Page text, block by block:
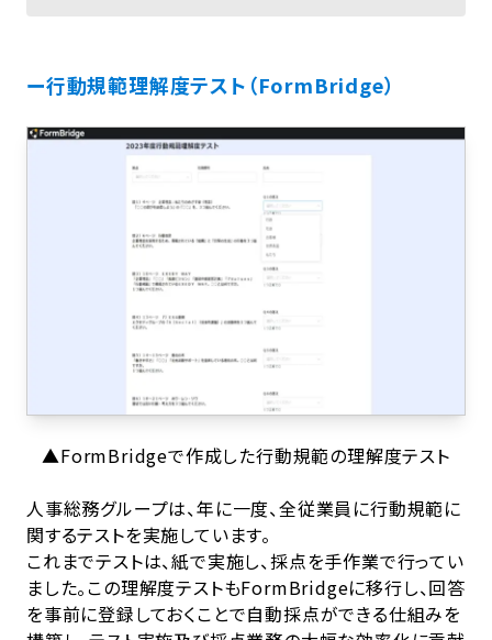
ー行動規範理解度テスト（FormBridge）
▲FormBridgeで作成した行動規範の理解度テスト
人事総務グループは、年に一度、全従業員に行動規範に
関するテストを実施しています。
これまでテストは、紙で実施し、採点を手作業で行ってい
ました。この理解度テストもFormBridgeに移行し、回答
を事前に登録しておくことで自動採点ができる仕組みを